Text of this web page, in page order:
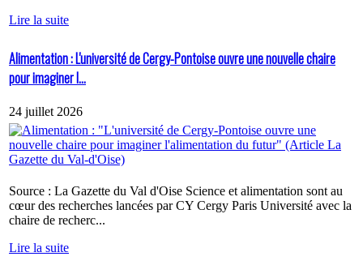
Lire la suite
Alimentation : L'université de Cergy-Pontoise ouvre une nouvelle chaire
pour imaginer l...
24 juillet 2026
Source : La Gazette du Val d'Oise Science et alimentation sont au
cœur des recherches lancées par CY Cergy Paris Université avec la
chaire de recherc...
Lire la suite